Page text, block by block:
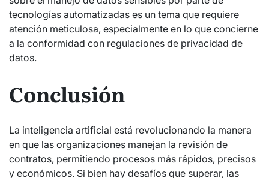
tecnologías automatizadas es un tema que requiere
atención meticulosa, especialmente en lo que concierne
a la conformidad con regulaciones de privacidad de
datos.
Conclusión
La inteligencia artificial está revolucionando la manera
en que las organizaciones manejan la revisión de
contratos, permitiendo procesos más rápidos, precisos
y económicos. Si bien hay desafíos que superar, las